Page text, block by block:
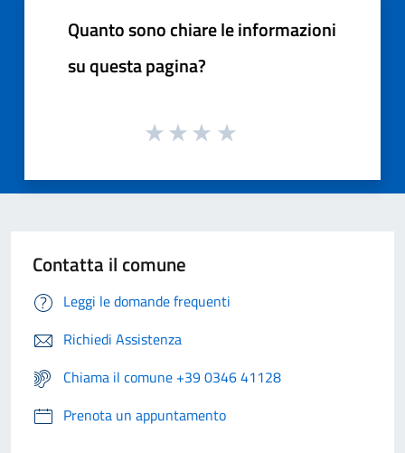
Quanto sono chiare le informazioni
su questa pagina?
Contatta il comune
Leggi le domande frequenti
Richiedi Assistenza
Chiama il comune +39 0346 41128
Prenota un appuntamento